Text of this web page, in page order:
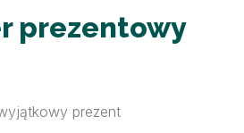
prezentowy
prezent